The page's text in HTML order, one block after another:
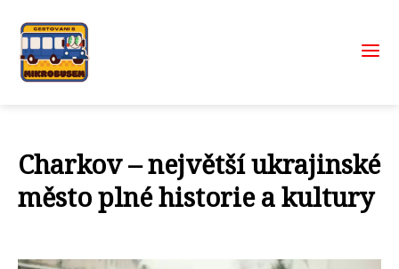
Charkov – největší ukrajinské
město plné historie a kultury